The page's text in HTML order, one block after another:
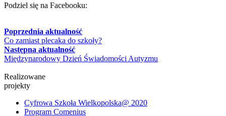
Podziel się na Facebooku:
Poprzednia aktualność
Co zamiast plecaka do szkoły?
Następna aktualność
Międzynarodowy Dzień Świadomości Autyzmu
Realizowane
projekty
Cyfrowa Szkoła Wielkopolska@ 2020
Program Comenius